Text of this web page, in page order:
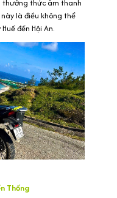
thưởng thức âm thanh
là điều không thể
đến Hội An.
Thống